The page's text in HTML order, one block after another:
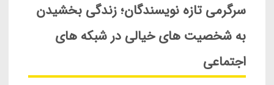
سرگرمی تازه نویسندگان؛ زندگی بخشیدن
به شخصیت های خیالی در شبکه های
اجتماعی